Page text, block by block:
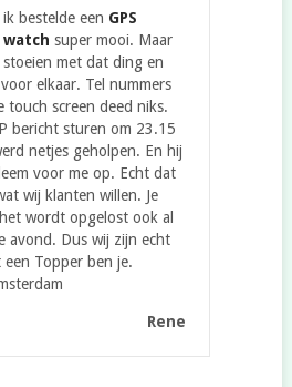
bestelde een GPS
watch super mooi. Maar
met dat ding en
elkaar. Tel nummers
touch screen deed niks.
bericht sturen om 23.15
netjes geholpen. En hij
voor me op. Echt dat
wij klanten willen. Je
wordt opgelost ook al
avond. Dus wij zijn echt
Topper ben je.
Rene